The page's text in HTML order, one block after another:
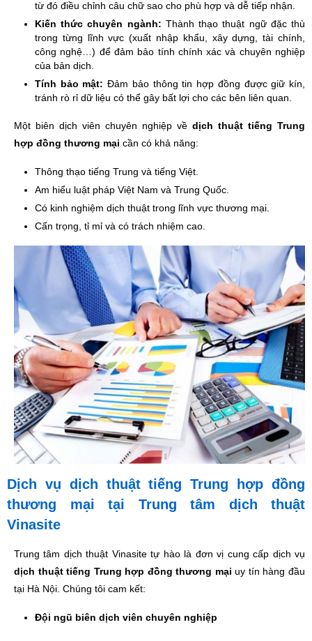
từ đó điều chỉnh câu chữ sao cho phù hợp và dễ tiếp nhận.
Kiến thức chuyên ngành: Thành thạo thuật ngữ đặc thù
trong từng lĩnh vực (xuất nhập khẩu, xây dựng, tài chính,
công nghệ…) để đảm bảo tính chính xác và chuyên nghiệp
của bản dịch.
Tính bảo mật: Đảm bảo thông tin hợp đồng được giữ kín,
tránh rò rỉ dữ liệu có thể gây bất lợi cho các bên liên quan.
Một biên dịch viên chuyên nghiệp về dịch thuật tiếng Trung
hợp đồng thương mại cần có khả năng:
Thông thạo tiếng Trung và tiếng Việt.
Am hiểu luật pháp Việt Nam và Trung Quốc.
Có kinh nghiệm dịch thuật trong lĩnh vực thương mại.
Cẩn trọng, tỉ mỉ và có trách nhiệm cao.
Dịch vụ dịch thuật tiếng Trung hợp đồng
thương mại tại Trung tâm dịch thuật
Vinasite
Trung tâm dịch thuật Vinasite tự hào là đơn vị cung cấp dịch vụ
dịch thuật tiếng Trung hợp đồng thương mại uy tín hàng đầu
tại Hà Nội. Chúng tôi cam kết:
Đội ngũ biên dịch viên chuyên nghiệp